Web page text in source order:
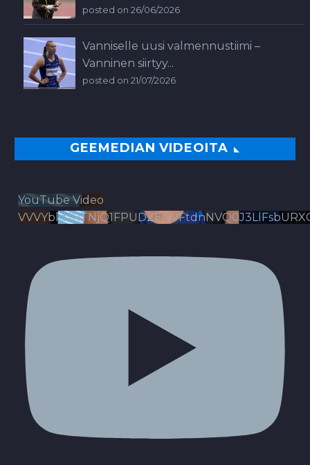
posted on 26/06/2026
Vanniselle uusi valmennustiimi –
Vanninen siirtyy...
posted on 21/07/2026
GEEMEDIAN VIDEOITA
YouTube Video